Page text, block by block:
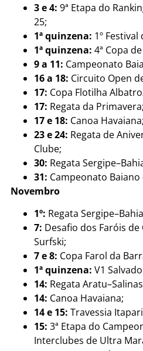
3 e 4: 9ª Etapa do
25;
1ª quinzena: 1º
1ª quinzena: 4ª Copa
9 a 11: Campeonato
16 a 18: Circuito Open
17: Copa Flotilha
17: Regata da Primavera;
17 e 18: Canoa Havaiana;
23 e 24: Regata de
Clube;
30: Regata
31: Campeonato Baiano
Novembro
1º: Regata
7: Desafio dos Faróis
Surfski;
7 e 8: Copa Farol da
1ª quinzena: V1
14: Regata
14: Canoa Havaiana;
14 e 15: Travessia
15: 3ª Etapa do
Interclubes de Ultra